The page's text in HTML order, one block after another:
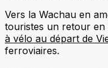
Vers la Wachau en
touristes un retour
à vélo au départ de
ferroviaires.